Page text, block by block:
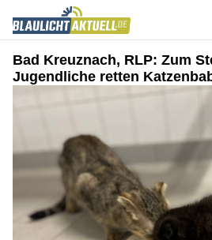
Bad Kreuznach, RLP: Zum
Jugendliche retten